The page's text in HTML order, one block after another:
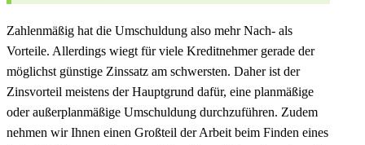
Zahlenmäßig hat die Umschuldung also mehr Nach- als
Vorteile. Allerdings wiegt für viele Kreditnehmer gerade der
möglichst günstige Zinssatz am schwersten. Daher ist der
Zinsvorteil meistens der Hauptgrund dafür, eine planmäßige
oder außerplanmäßige Umschuldung durchzuführen. Zudem
nehmen wir Ihnen einen Großteil der Arbeit beim Finden eines